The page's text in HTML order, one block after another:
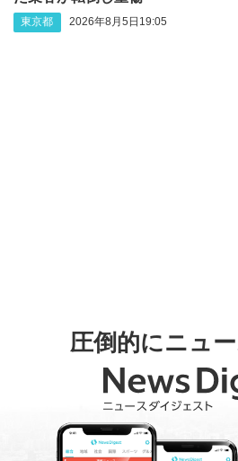
東京都 2026年8月5日19:05
圧倒的にニュ